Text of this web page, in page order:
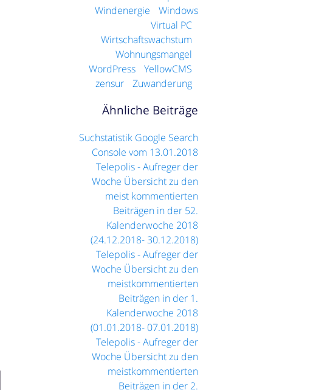
Windenergie
Windows
Virtual PC
Wirtschaftswachstum
Wohnungsmangel
WordPress
YellowCMS
zensur
Zuwanderung
Ähnliche Beiträge
Suchstatistik Google Search
Console vom 13.01.2018
Telepolis - Aufreger der
Woche Übersicht zu den
meist kommentierten
Beiträgen in der 52.
Kalenderwoche 2018
(24.12.2018- 30.12.2018)
Telepolis - Aufreger der
Woche Übersicht zu den
meistkommentierten
Beiträgen in der 1.
Kalenderwoche 2018
(01.01.2018- 07.01.2018)
Telepolis - Aufreger der
Woche Übersicht zu den
meistkommentierten
Beiträgen in der 2.